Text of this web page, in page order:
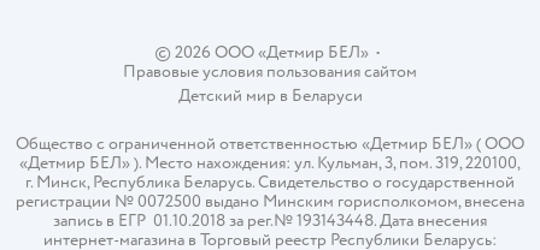
© 2026 ООО «Детмир БЕЛ»•
Правовые условия пользования сайтом
Детский мир в Беларуси
Общество с ограниченной ответственностью «Детмир БЕЛ» ( ООО
«Детмир БЕЛ» ). Место нахождения: ул. Кульман, 3, пом. 319, 220100,
г. Минск, Республика Беларусь. Свидетельство о государственной
регистрации № 0072500 выдано Минским горисполкомом, внесена
запись в ЕГР 01.10.2018 за рег.№ 193143448. Дата внесения
интернет-магазина в Торговый реестр Республики Беларусь: